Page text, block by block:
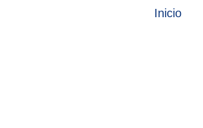
Inicio